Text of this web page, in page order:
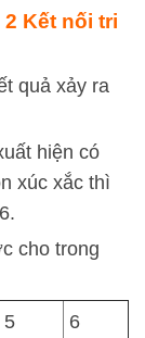
2 Kết nối tri
quả xảy ra
hiện có
xúc xắc thì
cho trong
5 6